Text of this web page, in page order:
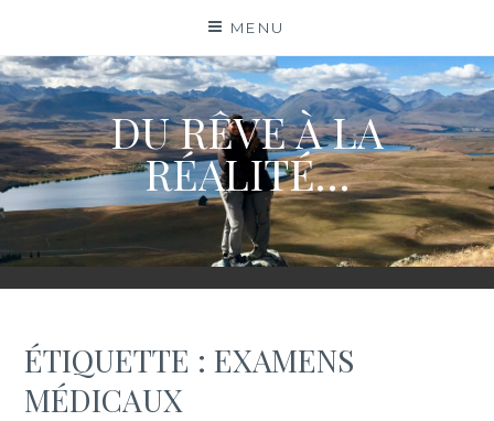
content
MENU
DU RÊVE À LA
RÉALITÉ…
ÉTIQUETTE :EXAMENS
MÉDICAUX